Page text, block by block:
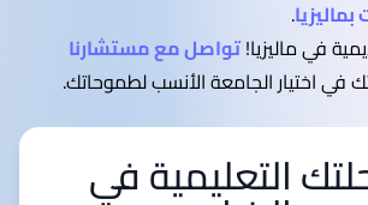
.
في ماليزيا!تواصل مع مستشارنا
في اختيار الجامعة الأنسب لطموحاتك.
التعليمية في